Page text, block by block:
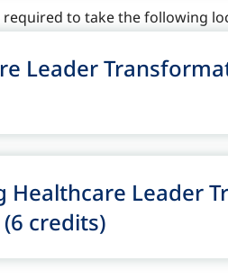
required to take the following
Leader
Healthcare Leader
credits)